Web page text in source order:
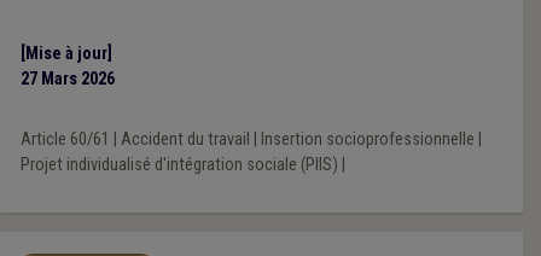
disposition pour les "Article 60, § 7". Les modèles de
conventions ont été adaptés suite à la réforme de 2025.
[Mise à jour]
27 Mars 2026
Article 60/61 Accident du travail Insertion socioprofessionnelle
Projet individualisé d'intégration sociale (PIIS)